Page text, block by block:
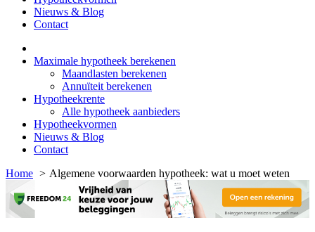
Nieuws & Blog
Contact
Maximale hypotheek berekenen
Maandlasten berekenen
Annuïteit berekenen
Hypotheekrente
Alle hypotheek aanbieders
Hypotheekvormen
Nieuws & Blog
Contact
Home
Algemene voorwaarden hypotheek: wat u moet weten